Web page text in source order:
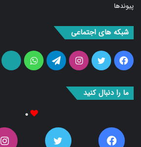
فیس
بوک
توییتراینستاگرامتلگرامواتس
آپ